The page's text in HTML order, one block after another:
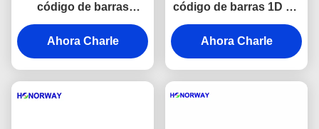
código de barras
integrado de imágenes
OEM Motor de escaneo
de código de barras QR
Ahora Charle
código de barras 1D 2D
OEM compacto, módulo
lector de código QR,
píxeles de 0.3MP
Ahora Charle